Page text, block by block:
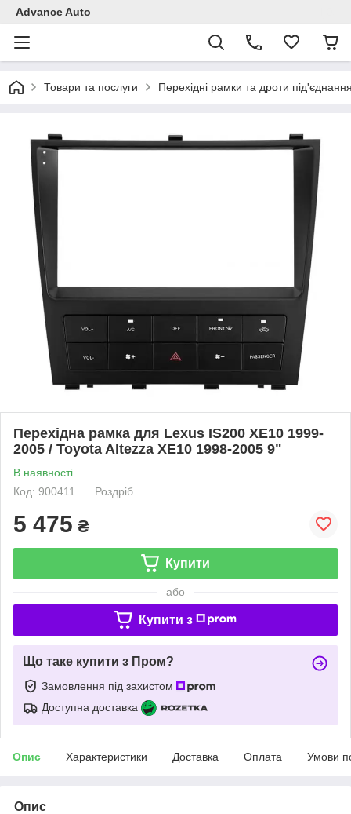
Advance Auto
Товари та послуги Перехідні рамки та дроти
Перехідна рамка для Lexus IS200 XE10 1999-
2005 / Toyota Altezza XE10 1998-2005 9"
В наявності
Код: 900411
Роздріб
5 475 ₴
Купити
або
Купити з
Що таке купити з Пром?
Замовлення під захистом
Доступна доставка
Опис Характеристики Доставка Оплата Умови
Опис